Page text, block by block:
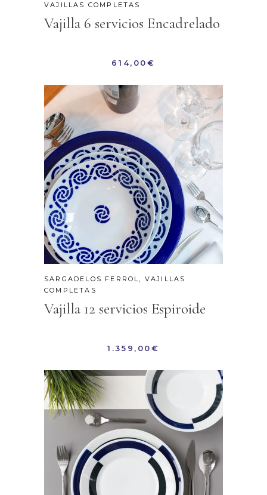
VAJILLAS COMPLETAS
Vajilla 6 servicios Encadrelado
614,00€
SARGADELOS FERROL, VAJILLAS
COMPLETAS
Vajilla 12 servicios Espiroide
1.359,00€